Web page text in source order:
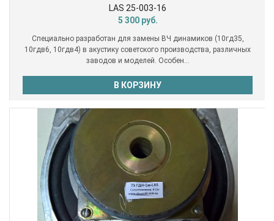
LAS 25-003-16
5 300руб.
Специально разработан для замены ВЧ динамиков (10гд35,
10гдв6, 10гдв4) в акустику советского производства, различных
заводов и моделей. Особен...
В КОРЗИНУ